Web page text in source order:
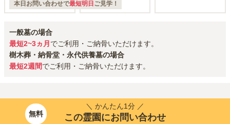
本日お問い合わせで最短明日 ご見学！
一般墓の場合
最短2~3ヵ月 でご利用・ご納骨いただけます。
樹木葬・納骨堂・永代供養墓の場合
最短2週間でご利用・ご納骨いただけます。
無料
＼ かんたん1分 ／
この霊園にお問い合わせ